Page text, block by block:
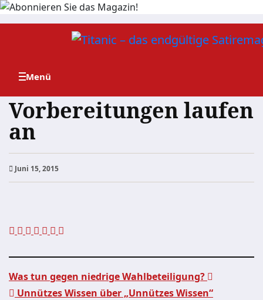
Zum
Vorbereitungen laufen
an
Juni 15, 2015
Was tun gegen niedrige Wahlbeteiligung?
Unnützes Wissen über „Unnützes Wissen“